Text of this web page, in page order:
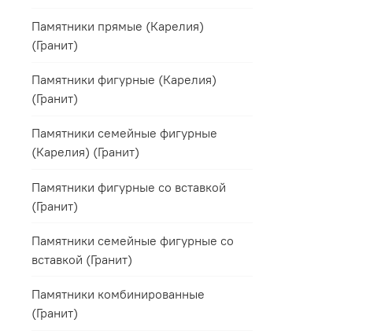
Памятники прямые (Карелия)
(Гранит)
Памятники фигурные (Карелия)
(Гранит)
Памятники семейные фигурные
(Карелия) (Гранит)
Памятники фигурные со вставкой
(Гранит)
Памятники семейные фигурные со
вставкой (Гранит)
Памятники комбинированные
(Гранит)